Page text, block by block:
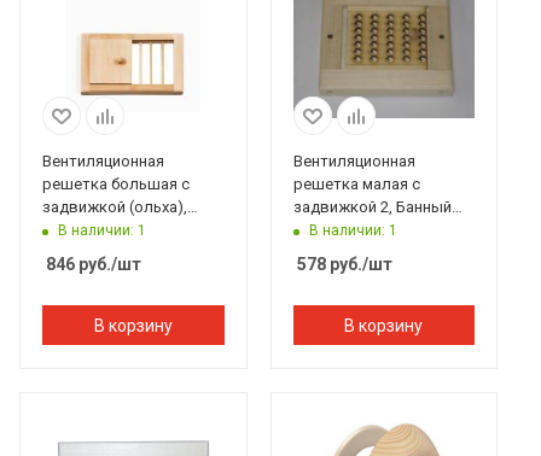
Вентиляционная
решетка большая с
задвижкой (ольха),
Банный Эксперт
В наличии: 1
846 руб./шт
В корзину
Вентиляционная
решетка малая с
задвижкой 2, Банный
Эксперт
В наличии: 1
578руб./шт
В корзину